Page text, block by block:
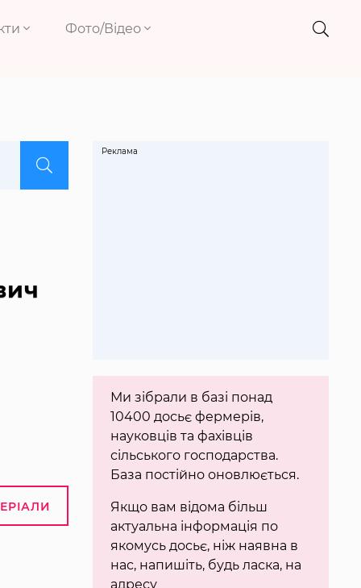
Фото/Відео
Ми зібрали в базі понад
10400 досьє фермерів,
науковців та фахівців
сільського господарства.
База постійно оновлюється.
Якщо вам відома більш
актуальна інформація по
якомусь досьє, ніж наявна в
нас, напишіть, будь ласка, на
адресу
Реклама